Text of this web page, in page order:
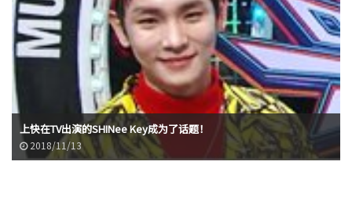
上快在TV出演的SHINee Key成为了话题！
2018/11/13